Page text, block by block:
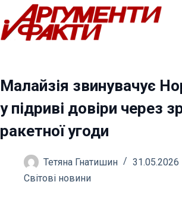
Перейти
до
вмісту
Малайзія звинувачує
у підриві довіри через
ракетної угоди
Тетяна Гнатишин
31.05.2026
Світові новини